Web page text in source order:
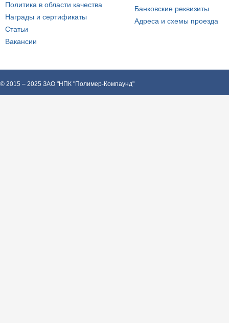
Политика в области качества
Награды и сертификаты
Статьи
Вакансии
Банковские реквизиты
Адреса и схемы проезда
© 2015 – 2025 ЗАО "НПК "Полимер-Компаунд"